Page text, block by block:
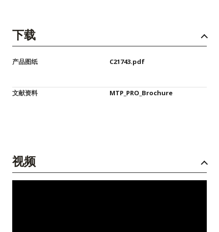
下载
产品图纸 C21743.pdf
文献资料 MTP_PRO_Brochure
视频